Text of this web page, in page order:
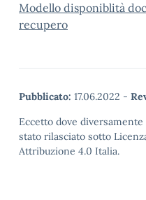
Modello disponiblità
recupero
Pubblicato: 17.06.2022 -
Eccetto dove
stato rilasciato sotto
Attribuzione 4.0 Italia.